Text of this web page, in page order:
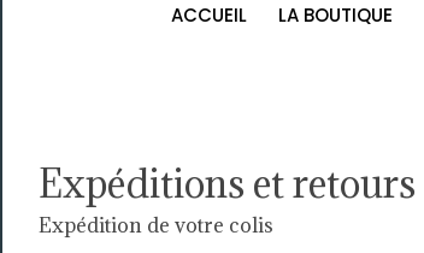
ACCUEIL LA BOUTIQUE
Expéditions et retours
Expédition de votre colis